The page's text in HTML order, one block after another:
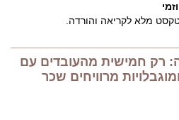
מלא לקריאה והורדה.
רק חמישית מהעובדים עם
מרוויחים שכר